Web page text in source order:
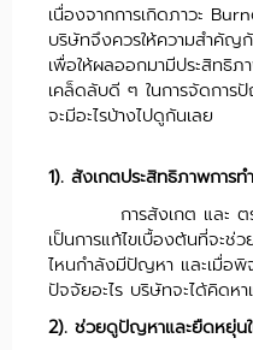
เนื่องจากการเกิดภาวะ
บริษัทจึงควรให้ความสำคัญ
เพื่อให้ผลออกมามีประสิทธิ
เคล็ดลับดี ๆ ในการจัดกา
จะมีอะไรบ้างไปดูกันเลย
1). สังเกตประสิทธิภาพการ
การสังเกต และ
เป็นการแก้ไขเบื้องต้นที่จะช่
ไหนกำลังมีปัญหา และเมื่อ
ปัจจัยอะไร บริษัทจะได้คิดห
2). ช่วยดูปัญหาและยืดหยุ่น